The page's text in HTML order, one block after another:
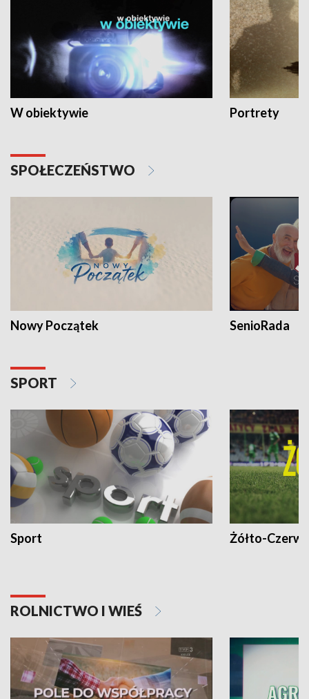
W obiektywie Portrety
SPOŁECZEŃSTWO
Nowy Początek SenioRada
SPORT
Sport Żółto-
ROLNICTWO I WIEŚ